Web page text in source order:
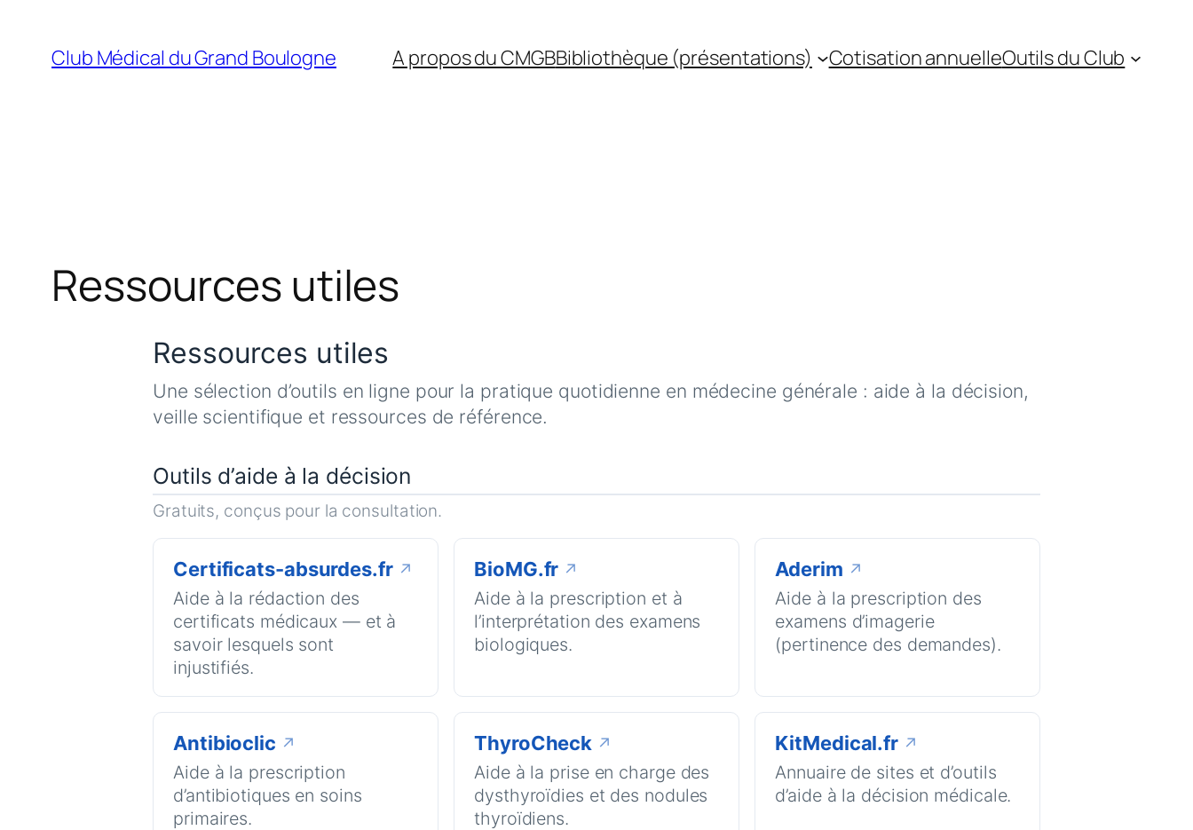
contenu
Club Médical du Grand Boulogne A propos du CMGBBibliothèque (présentations) Cotisation annuelleOutils du Club
Ressources utiles
Ressources utiles
Une sélection d’outils en ligne pour la pratique quotidienne en médecine générale : aide à la décision,
veille scientifique et ressources de référence.
Outils d’aide à la décision
Gratuits, conçus pour la consultation.
Certificats-absurdes.fr ↗
Aide à la rédaction des
certificats médicaux — et à
savoir lesquels sont
injustifiés.
BioMG.fr ↗
Aide à la prescription et à
l’interprétation des examens
biologiques.
Aderim ↗
Aide à la prescription des
examens d’imagerie
(pertinence des demandes).
Antibioclic ↗
Aide à la prescription
d’antibiotiques en soins
primaires.
ThyroCheck ↗
Aide à la prise en charge des
dysthyroïdies et des nodules
thyroïdiens.
KitMedical.fr ↗
Annuaire de sites et d’outils
d’aide à la décision médicale.